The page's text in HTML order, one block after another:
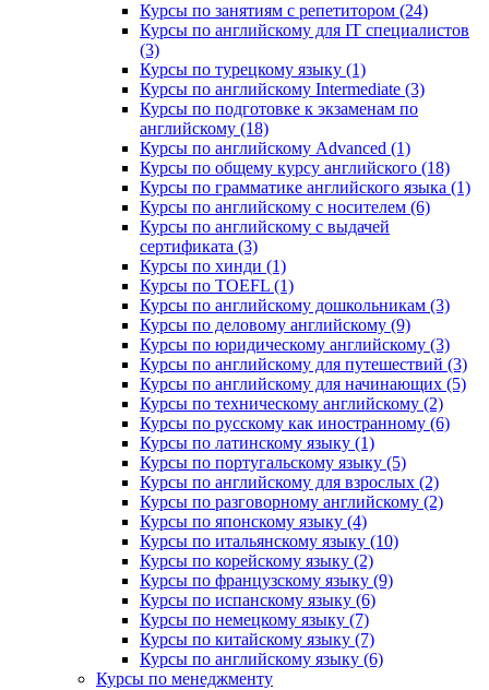
Курсы по занятиям с репетитором (24)
Курсы по английскому для IT специалистов
(3)
Курсы по турецкому языку (1)
Курсы по английскому Intermediate (3)
Курсы по подготовке к экзаменам по
английскому (18)
Курсы по английскому Advanced (1)
Курсы по общему курсу английского (18)
Курсы по грамматике английского языка (1)
Курсы по английскому с носителем (6)
Курсы по английскому с выдачей
сертификата (3)
Курсы по хинди (1)
Курсы по TOEFL (1)
Курсы по английскому дошкольникам (3)
Курсы по деловому английскому (9)
Курсы по юридическому английскому (3)
Курсы по английскому для путешествий (3)
Курсы по английскому для начинающих (5)
Курсы по техническому английскому (2)
Курсы по русскому как иностранному (6)
Курсы по латинскому языку (1)
Курсы по португальскому языку (5)
Курсы по английскому для взрослых (2)
Курсы по разговорному английскому (2)
Курсы по японскому языку (4)
Курсы по итальянскому языку (10)
Курсы по корейскому языку (2)
Курсы по французскому языку (9)
Курсы по испанскому языку (6)
Курсы по немецкому языку (7)
Курсы по китайскому языку (7)
Курсы по английскому языку (6)
Курсы по менеджменту